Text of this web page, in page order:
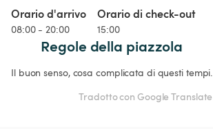
Orario d'arrivo
08:00 - 20:00
Orario di check-out
15:00
Regole della piazzola
Il buon senso, cosa complicata di questi tempi.
Tradotto con Google Translate